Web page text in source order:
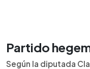
Partido
Según la diputada